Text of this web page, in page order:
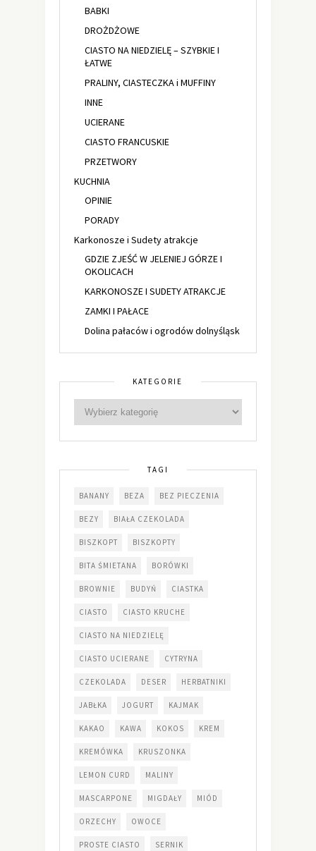
BABKI
DROŻDŻOWE
CIASTO NA NIEDZIELĘ – SZYBKIE I
ŁATWE
PRALINY, CIASTECZKA i MUFFINY
INNE
UCIERANE
CIASTO FRANCUSKIE
PRZETWORY
KUCHNIA
OPINIE
PORADY
Karkonosze i Sudety atrakcje
GDZIE ZJEŚĆ W JELENIEJ GÓRZE I
OKOLICACH
KARKONOSZE I SUDETY ATRAKCJE
ZAMKI I PAŁACE
Dolina pałaców i ogrodów dolnyśląsk
KATEGORIE
TAGI
BANANY BEZA BEZ PIECZENIA
BEZY BIAŁA CZEKOLADA
BISZKOPT BISZKOPTY
BITA ŚMIETANA BORÓWKI
BROWNIE BUDYŃ CIASTKA
CIASTO CIASTO KRUCHE
CIASTO NA NIEDZIELĘ
CIASTO UCIERANE CYTRYNA
CZEKOLADA DESER HERBATNIKI
JABŁKA JOGURT KAJMAK
KAKAO KAWA KOKOS KREM
KREMÓWKA KRUSZONKA
LEMON CURD MALINY
MASCARPONE MIGDAŁY MIÓD
ORZECHY OWOCE
PROSTE CIASTO SERNIK